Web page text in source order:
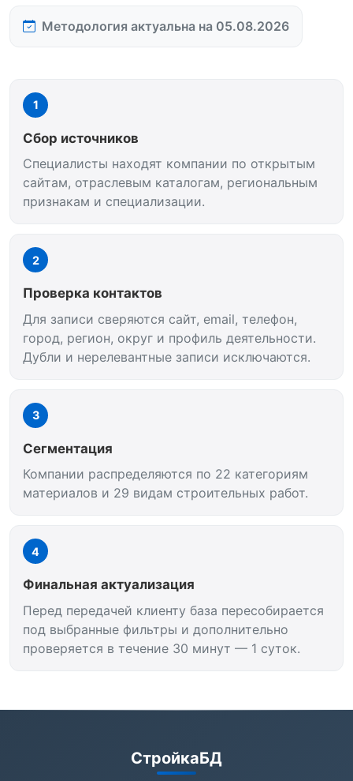
Методология актуальна на 05.08.2026
1
Сбор источников
Специалисты находят компании по открытым
сайтам, отраслевым каталогам, региональным
признакам и специализации.
2
Проверка контактов
Для записи сверяются сайт, email, телефон,
город, регион, округ и профиль деятельности.
Дубли и нерелевантные записи исключаются.
3
Сегментация
Компании распределяются по 22 категориям
материалов и 29 видам строительных работ.
4
Финальная актуализация
Перед передачей клиенту база пересобирается
под выбранные фильтры и дополнительно
проверяется в течение 30 минут — 1 суток.
СтройкаБД